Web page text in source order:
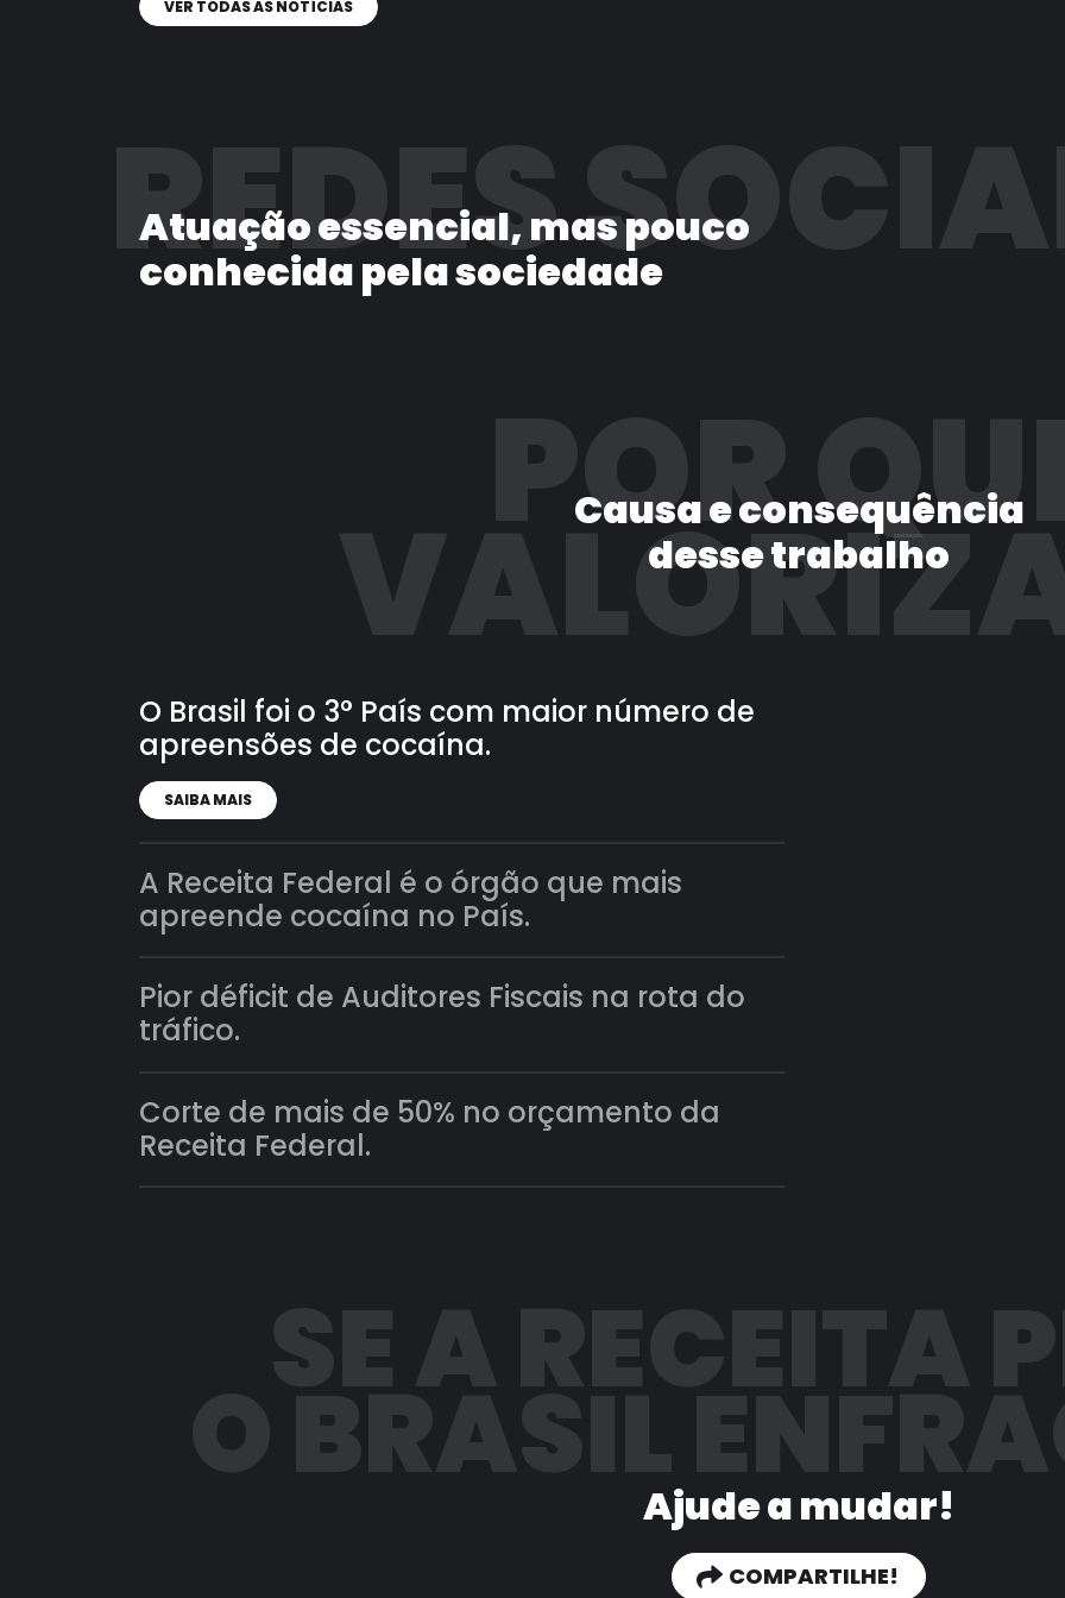
VER TODAS AS NOTÍCIAS
REDES
Atuação essencial, mas pouco
conhecida pela sociedade
POR
Causa e consequência
desse trabalho
O Brasil foi o 3° País com maior número de
apreensões de cocaína.
SAIBA MAIS
A Receita Federal é o órgão que mais
apreende cocaína no País.
Pior déficit de Auditores Fiscais na rota do
tráfico.
Corte de mais de 50% no orçamento da
Receita Federal.
Ajude a mudar!
COMPARTILHE!